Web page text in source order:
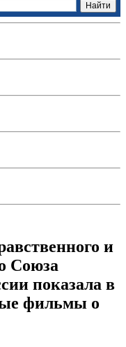
и
Союза
показала в
фильмы о